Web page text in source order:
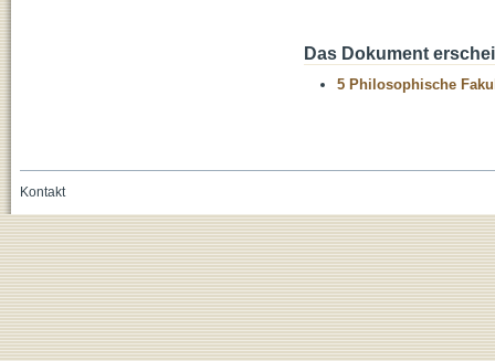
Das Dokument
5 Philosophische
Kontakt